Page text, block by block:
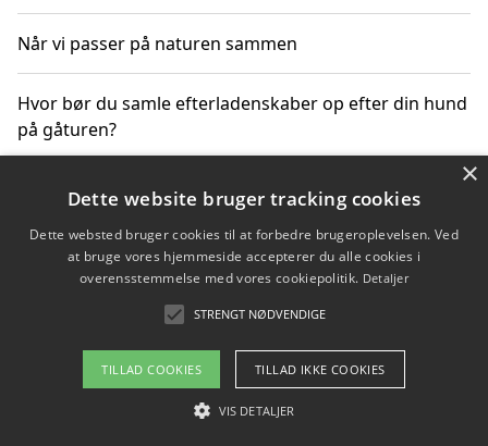
Når vi passer på naturen sammen
Hvor bør du samle efterladenskaber op efter din hund
på gåturen?
Sådan rydder du effektivt op efter et stort event
Copyright 2026 - Pilanto Aps
Om / kontakt
Blog Betingelser
×
Dette website bruger tracking cookies
Dette websted bruger cookies til at forbedre brugeroplevelsen. Ved
at bruge vores hjemmeside accepterer du alle cookies i
overensstemmelse med vores cookiepolitik. Detaljer
STRENGT NØDVENDIGE
TILLAD COOKIES TILLAD IKKE COOKIES
VIS DETALJER